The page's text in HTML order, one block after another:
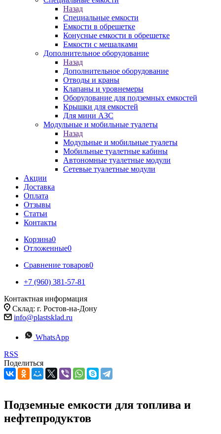
Назад
Специальные емкости
Емкости в обрешетке
Конусные емкости в обрешетке
Емкости с мешалками
Дополнительное оборудование
Назад
Дополнительное оборудование
Отводы и краны
Клапаны и уровнемеры
Оборудование для подземных емкостей
Крышки для емкостей
Для мини АЗС
Модульные и мобильные туалеты
Назад
Модульные и мобильные туалеты
Мобильные туалетные кабины
Автономные туалетные модули
Сетевые туалетные модули
Акции
Доставка
Оплата
Отзывы
Статьи
Контакты
Корзина0
Отложенные0
Сравнение товаров0
+7 (960) 381-57-81
Контактная информация
Склад: г. Ростов-на-Дону
info@plastsklad.ru
WhatsApp
RSS
Поделиться
Подземные емкости для топлива и
нефтепродуктов